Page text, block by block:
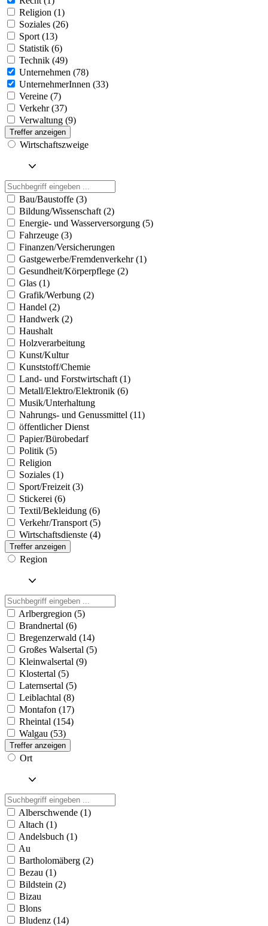
Religion (1)
Soziales (26)
Sport (13)
Statistik (6)
Technik (49)
Unternehmen (78)
UnternehmerInnen (33)
Vereine (7)
Verkehr (37)
Verwaltung (9)
Treffer anzeigen
Wirtschaftszweige
Bau/Baustoffe (3)
Bildung/Wissenschaft (2)
Energie- und Wasserversorgung (5)
Fahrzeuge (3)
Finanzen/Versicherungen
Gastgewerbe/Fremdenverkehr (1)
Gesundheit/Körperpflege (2)
Glas (1)
Grafik/Werbung (2)
Handel (2)
Handwerk (2)
Haushalt
Holzverarbeitung
Kunst/Kultur
Kunststoff/Chemie
Land- und Forstwirtschaft (1)
Metall/Elektro/Elektronik (6)
Musik/Unterhaltung
Nahrungs- und Genussmittel (11)
öffentlicher Dienst
Papier/Bürobedarf
Politik (5)
Religion
Soziales (1)
Sport/Freizeit (3)
Stickerei (6)
Textil/Bekleidung (6)
Verkehr/Transport (5)
Wirtschaftsdienste (4)
Treffer anzeigen
Region
Arlbergregion (5)
Brandnertal (6)
Bregenzerwald (14)
Großes Walsertal (5)
Kleinwalsertal (9)
Klostertal (5)
Laternsertal (5)
Leiblachtal (8)
Montafon (17)
Rheintal (154)
Walgau (53)
Treffer anzeigen
Ort
Alberschwende (1)
Altach (1)
Andelsbuch (1)
Au
Bartholomäberg (2)
Bezau (1)
Bildstein (2)
Bizau
Blons
Bludenz (14)